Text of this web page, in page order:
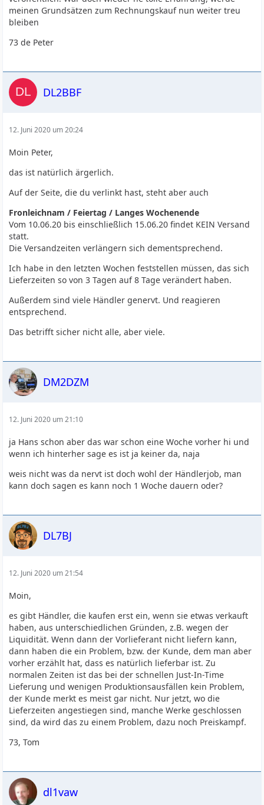
meinen Grundsätzen zum Rechnungskauf nun weiter treu
bleiben
73 de Peter
DL2BBF
12. Juni 2020 um 20:24
Moin Peter,
das ist natürlich ärgerlich.
Auf der Seite, die du verlinkt hast, steht aber auch
Fronleichnam / Feiertag / Langes Wochenende
Vom 10.06.20 bis einschließlich 15.06.20 findet KEIN Versand
statt.
Die Versandzeiten verlängern sich dem­ent­spre­chend.
Ich habe in den letzten Wochen feststellen müssen, das sich
Lieferzeiten so von 3 Tagen auf 8 Tage verändert haben.
Außerdem sind viele Händler genervt. Und reagieren
entsprechend.
Das betrifft sicher nicht alle, aber viele.
DM2DZM
12. Juni 2020 um 21:10
ja Hans schon aber das war schon eine Woche vorher hi und
wenn ich hinterher sage es ist ja keiner da, naja
weis nicht was da nervt ist doch wohl der Händlerjob, man
kann doch sagen es kann noch 1 Woche dauern oder?
DL7BJ
12. Juni 2020 um 21:54
Moin,
es gibt Händler, die kaufen erst ein, wenn sie etwas verkauft
haben, aus unterschiedlichen Gründen, z.B. wegen der
Liquidität. Wenn dann der Vorlieferant nicht liefern kann,
dann haben die ein Problem, bzw. der Kunde, dem man aber
vorher erzählt hat, dass es natürlich lieferbar ist. Zu
normalen Zeiten ist das bei der schnellen Just-In-Time
Lieferung und wenigen Produktionsausfällen kein Problem,
der Kunde merkt es meist gar nicht. Nur jetzt, wo die
Lieferzeiten angestiegen sind, manche Werke geschlossen
sind, da wird das zu einem Problem, dazu noch Preiskampf.
73, Tom
dl1vaw